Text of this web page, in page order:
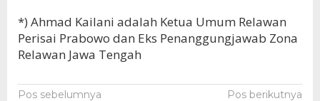
*) Ahmad Kailani adalah Ketua Umum Relawan
Perisai Prabowo dan Eks Penanggungjawab Zona
Relawan Jawa Tengah
Pos sebelumnya
Pos berikutnya